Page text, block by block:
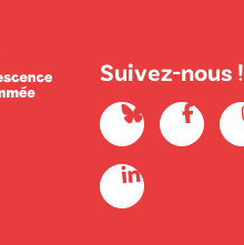
Suivez-nous !